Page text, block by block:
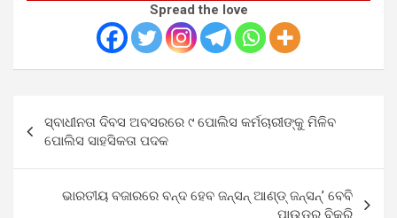
Spread the love
navigation
ସ୍ବାଧୀନତା ଦିବସ ଅବସରରେ ୯ ପୋଲିସ କର୍ମଚାରୀଙ୍କୁ ମିଳିବ
ପୋଲିସ ସାହସିକତା ପଦକ
ଭାରତୀୟ ବଜାରରେ ବନ୍ଦ ହେବ ଜନ୍‌ସନ୍‌ ଆଣ୍ଡ୍‌ ଜନ୍‌ସନ୍‌’ ବେବି
ପାଉଡର ବିକ୍ରି